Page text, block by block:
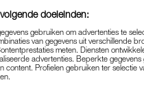
HUIS
HENSBERGEN
de muren waren
doeleinden:
gebruiken om advertenties te
van gegevens uit verschillende
meten. Diensten
advertenties. Beperkte
content. Profielen gebruiken ter selectie